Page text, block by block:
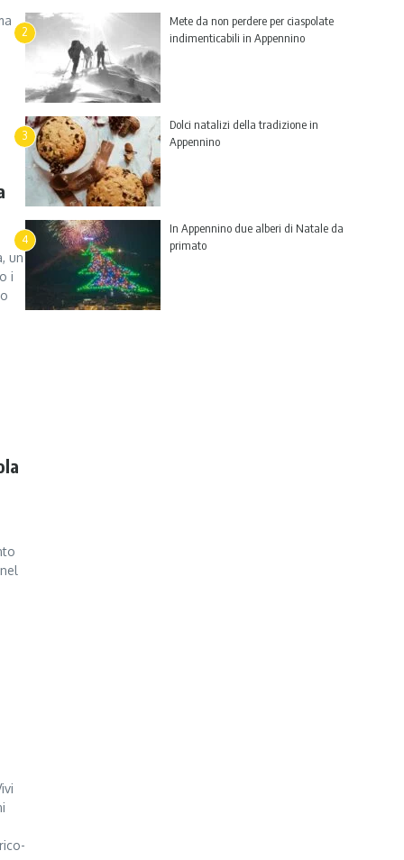
un
i
2
Mete da non perdere per ciaspolate
indimenticabili in Appennino
3
Dolci natalizi della tradizione in
Appennino
4
In Appennino due alberi di Natale da
primato